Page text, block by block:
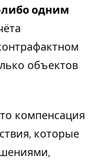
одним
объектов
компенсация
которые